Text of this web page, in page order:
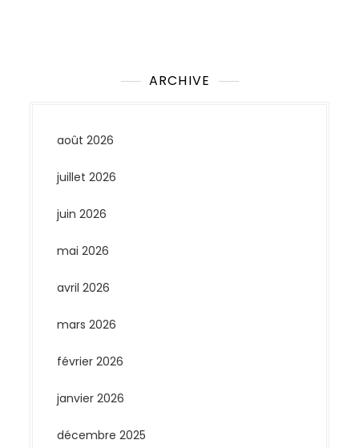
ARCHIVE
août 2026
juillet 2026
juin 2026
mai 2026
avril 2026
mars 2026
février 2026
janvier 2026
décembre 2025